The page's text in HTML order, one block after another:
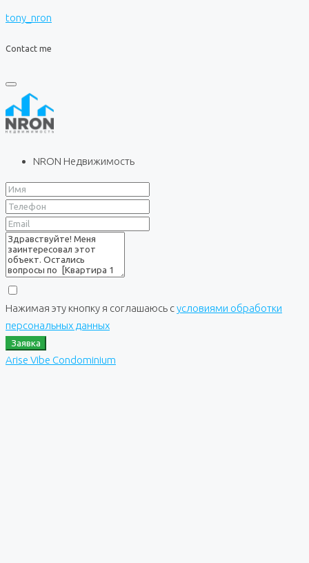
tony_nron
Contact me
NRON Недвижимость
Нажимая эту кнопку я соглашаюсь сусловиями обработки
персональных данных
Заявка
Arise Vibe Condominium